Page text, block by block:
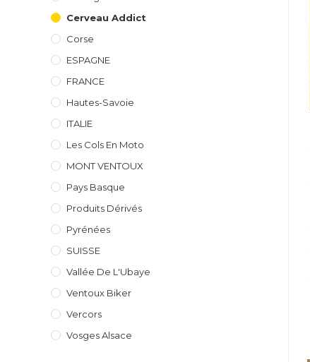
Cerveau Addict
Corse
ESPAGNE
FRANCE
Hautes-Savoie
ITALIE
Les Cols En Moto
MONT VENTOUX
Pays Basque
Produits Dérivés
Pyrénées
SUISSE
Vallée De L'Ubaye
Ventoux Biker
Vercors
Vosges Alsace